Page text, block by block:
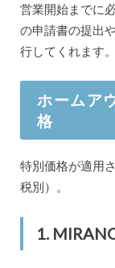
営業開始までに
の申請書の提出
行してくれます。
ホームア
格
特別価格が適用
税別）。
1.